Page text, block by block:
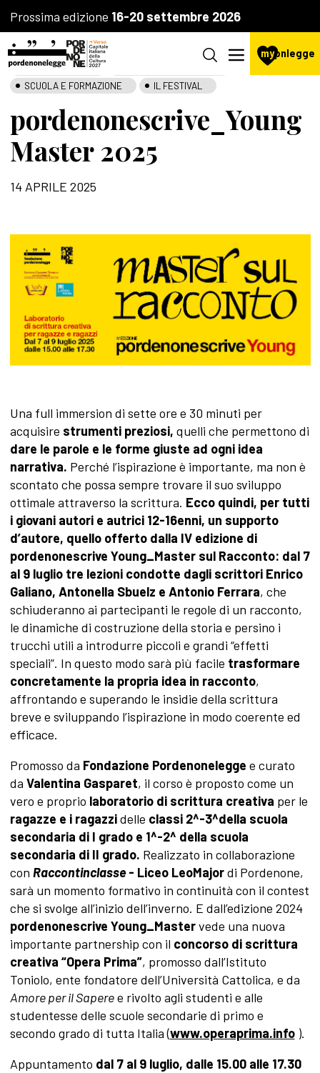
Prossima edizione 16-20 settembre 2026
mypnlegge
LA FONDAZIONE
SCUOLA E FORMAZIONE
IL FESTIVAL
pordenonescrive_Young
Master 2025
14 APRILE 2025
Una full immersion di sette ore e 30 minuti per
acquisire strumenti preziosi, quelli che permettono di
dare le parole e le forme giuste ad ogni idea
narrativa. Perché l’ispirazione è importante, ma non è
scontato che possa sempre trovare il suo sviluppo
ottimale attraverso la scrittura. Ecco quindi, per tutti
i giovani autori e autrici 12-16enni, un supporto
d’autore, quello offerto dalla IV edizione di
pordenonescrive Young_Master sul Racconto: dal 7
al 9 luglio tre lezioni condotte dagli scrittori Enrico
Galiano, Antonella Sbuelz e Antonio Ferrara, che
schiuderanno ai partecipanti le regole di un racconto,
le dinamiche di costruzione della storia e persino i
trucchi utili a introdurre piccoli e grandi “effetti
speciali”. In questo modo sarà più facile trasformare
concretamente la propria idea in racconto,
affrontando e superando le insidie della scrittura
breve e sviluppando l’ispirazione in modo coerente ed
efficace.
Promosso da Fondazione Pordenonelegge e curato
da Valentina Gasparet, il corso è proposto come un
vero e proprio laboratorio di scrittura creativa per le
ragazze e i ragazzidelle classi 2^-3^della scuola
secondaria di I grado e 1^-2^ della scuola
secondaria di II grado. Realizzato in collaborazione
con Raccontinclasse- Liceo LeoMajordi Pordenone,
sarà un momento formativo in continuità con il contest
che si svolge all’inizio dell’inverno. E dall’edizione 2024
pordenonescrive Young_Mastervede una nuova
importante partnership con il concorso di scrittura
creativa “Opera Prima”, promosso dall’Istituto
Toniolo, ente fondatore dell’Università Cattolica, e da
Amore per il Saperee rivolto agli studenti e alle
studentesse delle scuole secondarie di primo e
secondo grado di tutta Italia (www.operaprima.info ).
Appuntamento dal 7 al 9 luglio, dalle 15.00 alle 17.30